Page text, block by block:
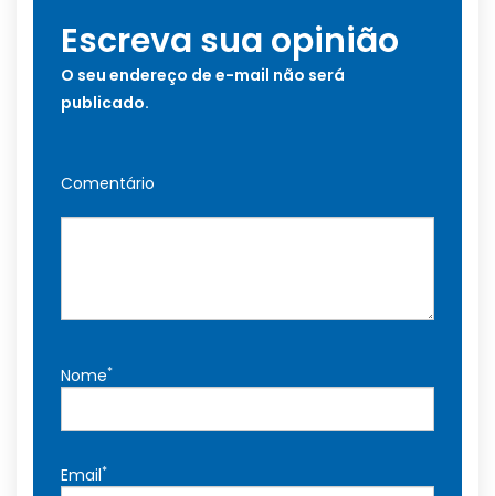
Escreva sua opinião
O seu endereço de e-mail não será
publicado.
Comentário
Nome*
Email*